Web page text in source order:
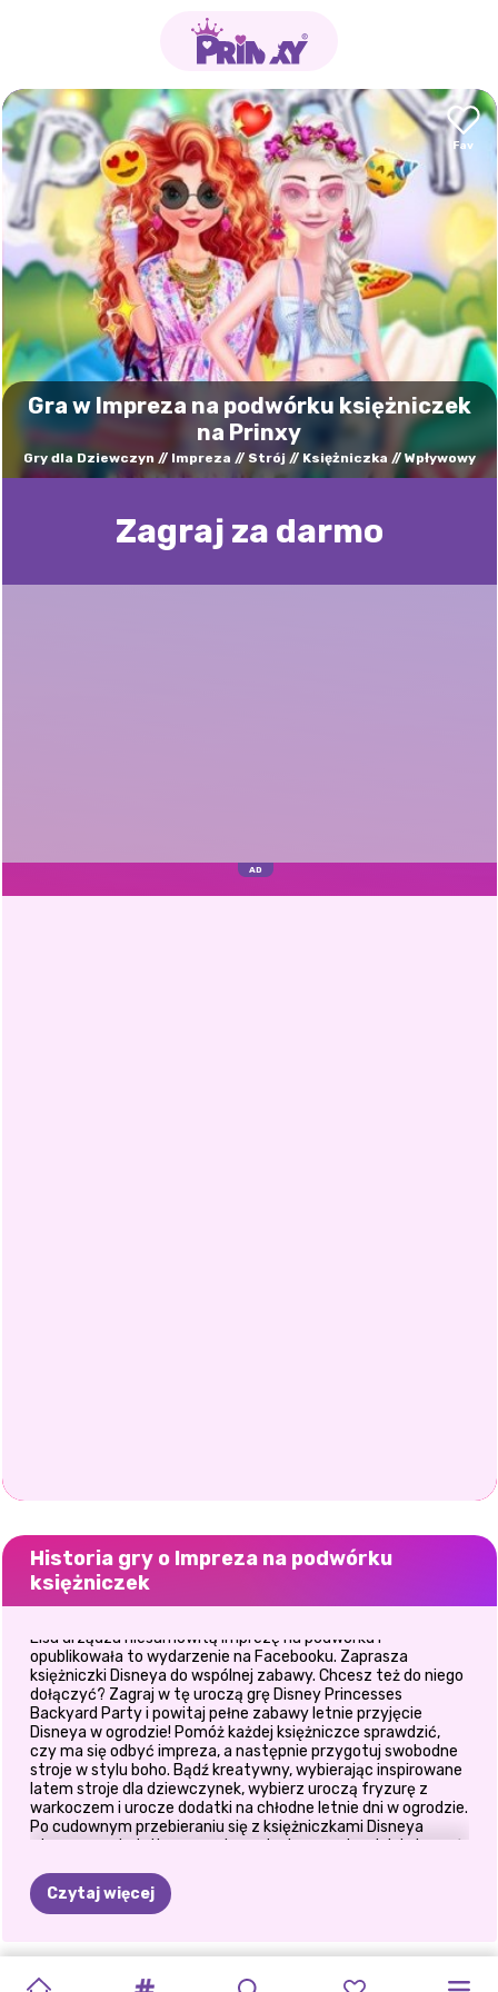
Gra w Impreza na podwórku księżniczek
na Prinxy
Gry dla Dziewczyn Impreza Strój Księżniczka Wpływowy
Zagraj za darmo
Historia gry o Impreza na podwórku
księżniczek
Elsa urządza niesamowitą imprezę na podwórku i
opublikowała to wydarzenie na Facebooku. Zaprasza
księżniczki Disneya do wspólnej zabawy. Chcesz też do niego
dołączyć? Zagraj w tę uroczą grę Disney Princesses
Backyard Party i powitaj pełne zabawy letnie przyjęcie
Disneya w ogrodzie! Pomóż każdej księżniczce sprawdzić,
czy ma się odbyć impreza, a następnie przygotuj swobodne
stroje w stylu boho. Bądź kreatywny, wybierając inspirowane
latem stroje dla dziewczynek, wybierz uroczą fryzurę z
warkoczem i urocze dodatki na chłodne letnie dni w ogrodzie.
Po cudownym przebieraniu się z księżniczkami Disneya
otrzymasz dodatkowy poziom, aby jeszcze bardziej cieszyć
uroczą grą, którą mamy dla Ciebie!
Czytaj więcej
KSIĘŻNICZKA
IMPREZA IMPREZA
IMPREZA TERAZ HERBACIANE